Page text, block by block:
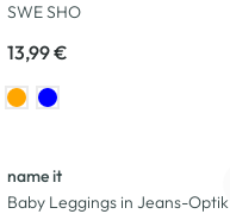
SWE SHO
13,99 €
name it
Baby Leggings in Jeans-Optik